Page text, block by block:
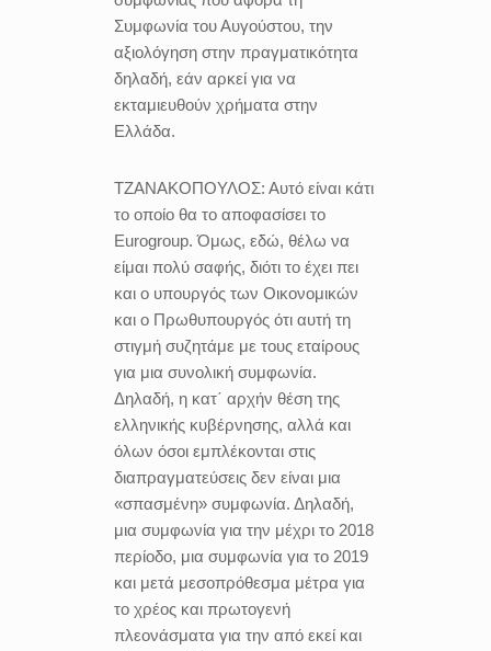
Συμφωνία του Αυγούστου, την
αξιολόγηση στην πραγματικότητα
δηλαδή, εάν αρκεί για να
εκταμιευθούν χρήματα στην
Ελλάδα.
ΤΖΑΝΑΚΟΠΟΥΛΟΣ: Αυτό είναι κάτι
το οποίο θα το αποφασίσει το
Eurogroup. Όμως, εδώ, θέλω να
είμαι πολύ σαφής, διότι το έχει πει
και ο υπουργός των Οικονομικών
και ο Πρωθυπουργός ότι αυτή τη
στιγμή συζητάμε με τους εταίρους
για μια συνολική συμφωνία.
Δηλαδή, η κατ΄ αρχήν θέση της
ελληνικής κυβέρνησης, αλλά και
όλων όσοι εμπλέκονται στις
διαπραγματεύσεις δεν είναι μια
«σπασμένη» συμφωνία. Δηλαδή,
μια συμφωνία για την μέχρι το 2018
περίοδο, μια συμφωνία για το 2019
και μετά μεσοπρόθεσμα μέτρα για
το χρέος και πρωτογενή
πλεονάσματα για την από εκεί και